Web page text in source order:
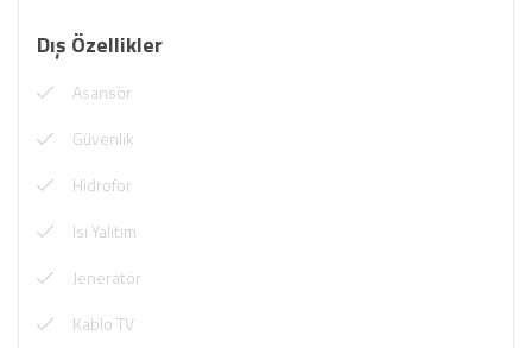
Dış Özellikler
Asansör
Güvenlik
Hidrofor
Isı Yalıtım
Jeneratör
Kablo TV